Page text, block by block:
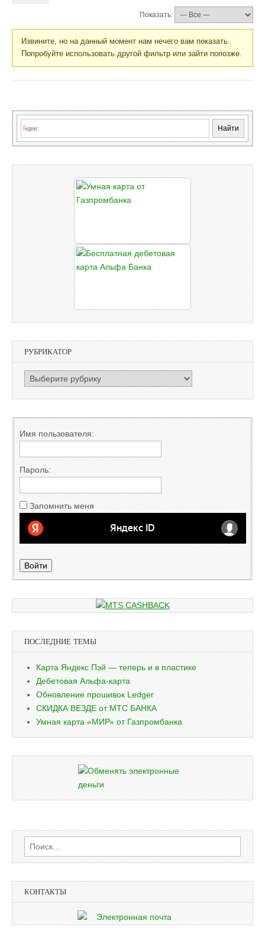
Показать:
Извините, но на данный момент нам нечего вам показать.
Попробуйте использовать другой фильтр или зайти попозже.
РУБРИКАТОР
РУБРИКАТОР
Имя пользователя:
Пароль:
Запомнить меня
Войти
ПОСЛЕДНИЕ ТЕМЫ
Карта Яндекс Пэй — теперь и в пластике
Дебетовая Альфа-карта
Обновление прошивок Ledger
СКИДКА ВЕЗДЕ от МТС БАНКА
Умная карта «МИР» от Газпромбанка
Найти:
КОНТАКТЫ